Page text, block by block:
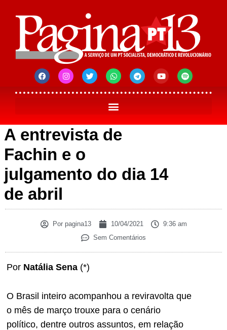
A entrevista de
Fachin e o
julgamento do dia 14
de abril
Porpagina13 10/04/2021
9:36 am
Sem Comentários
Por Natália Sena (*)
O Brasil inteiro acompanhou a reviravolta que
o mês de março trouxe para o cenário
político, dentre outros assuntos, em relação